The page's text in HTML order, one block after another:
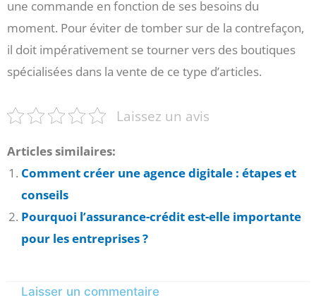
une commande en fonction de ses besoins du
moment. Pour éviter de tomber sur de la contrefaçon,
il doit impérativement se tourner vers des boutiques
spécialisées dans la vente de ce type d’articles.
Laissez un avis
Articles similaires:
Comment créer une agence digitale : étapes et
conseils
Pourquoi l’assurance-crédit est-elle importante
pour les entreprises ?
Laisser un commentaire